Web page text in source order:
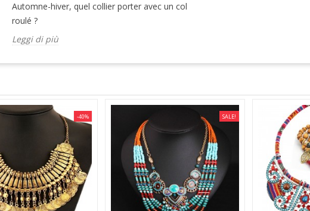
Automne-hiver, quel collier porter avec un col
roulé ?
Leggi di più
-40% SALE!